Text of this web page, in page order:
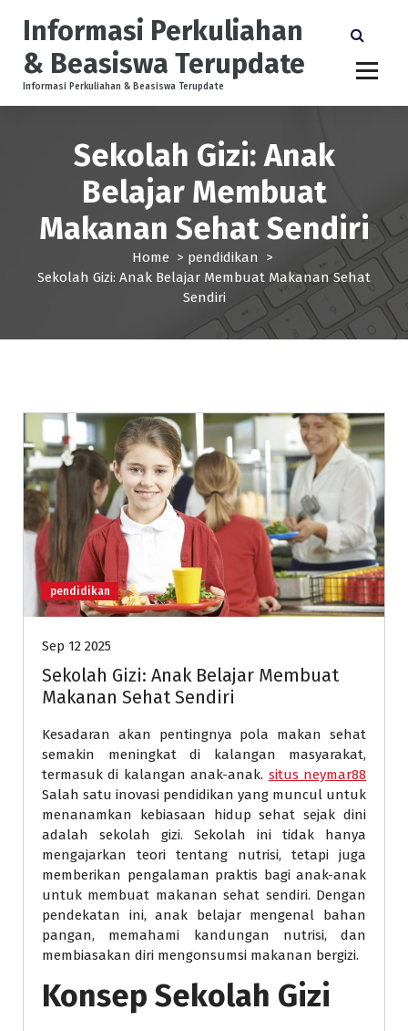
o
Informasi Perkuliahan
& Beasiswa Terupdate
Informasi Perkuliahan & Beasiswa Terupdate
Sekolah Gizi: Anak
Belajar Membuat
Makanan Sehat Sendiri
Home > pendidikan >
Sekolah Gizi: Anak Belajar Membuat Makanan Sehat
Sendiri
pendidikan
Sep 12 2025
Sekolah Gizi: Anak Belajar Membuat
Makanan Sehat Sendiri
Kesadaran akan pentingnya pola makan sehat
semakin meningkat di kalangan masyarakat,
termasuk di kalangan anak-anak. situs neymar88
Salah satu inovasi pendidikan yang muncul untuk
menanamkan kebiasaan hidup sehat sejak dini
adalah sekolah gizi. Sekolah ini tidak hanya
mengajarkan teori tentang nutrisi, tetapi juga
memberikan pengalaman praktis bagi anak-anak
untuk membuat makanan sehat sendiri. Dengan
pendekatan ini, anak belajar mengenal bahan
pangan, memahami kandungan nutrisi, dan
membiasakan diri mengonsumsi makanan bergizi.
Konsep Sekolah Gizi